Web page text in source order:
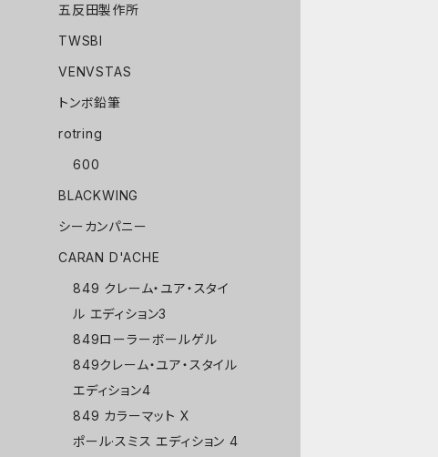
五反田製作所
TWSBI
VENVSTAS
トンボ鉛筆
rotring
600
BLACKWING
シーカンパニー
CARAN D'ACHE
849 クレーム・ユア・スタイ
ル エディション3
849ローラーボールゲル
849クレーム・ユア・スタイル
エディション4
849 カラーマット X
ポール·スミス エディション 4